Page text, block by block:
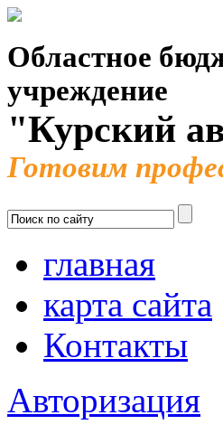
Областное
учреждение
"Курский
Готовим
главная
карта сайта
Контакты
Авторизация